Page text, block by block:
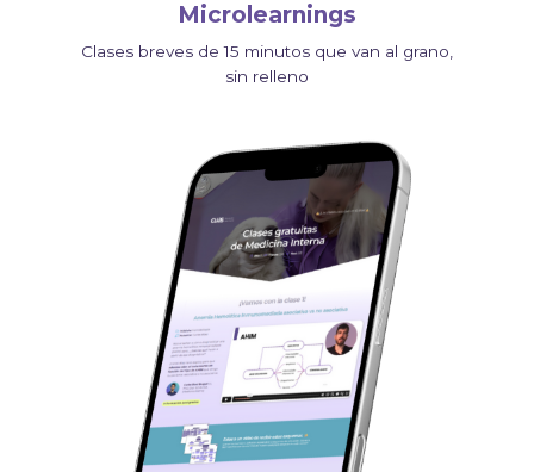
Microlearnings
Clases breves de 15 minutos que van al grano,
sin relleno